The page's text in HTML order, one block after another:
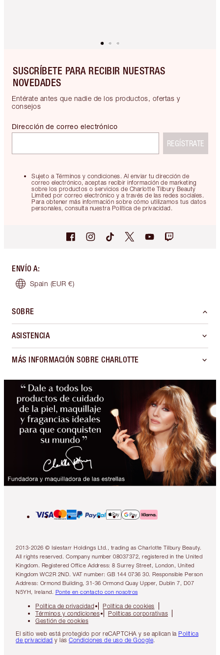
SUSCRÍBETE PARA RECIBIR NUESTRAS
NOVEDADES
Entérate antes que nadie de los productos, ofertas y
consejos
Sujeto a Términos y condiciones. Al enviar tu dirección de
correo electrónico, aceptas recibir información de marketing
sobre los productos o servicios de Charlotte Tilbury Beauty
Limited por correo electrónico y a través de las redes sociales.
Para obtener más información sobre cómo utilizamos tus datos
personales, consulta nuestra Política de privacidad.
Dirección de correo electrónico
REGÍSTRATE
ENVÍO A:
Spain (EUR €)
SOBRE
ASISTENCIA
MÁS INFORMACIÓN SOBRE CHARLOTTE
2013-2026 © Islestarr Holdings Ltd., trading as Charlotte Tilbury Beauty.
All rights reserved. Company number 08037372, registered in the United
Kingdom. Registered Office Address: 8 Surrey Street, London, United
Kingdom WC2R 2ND. VAT number: GB 144 0736 30. Responsible Person
Address: Ormond Building, 31-36 Ormond Quay Upper, Dublin 7, D07
N5YH, Ireland. Ponte en contacto con nosotros
Política de privacidad
Política de cookies
Términos y condiciones
Políticas corporativas
Gestión de cookies
El sitio web está protegido por reCAPTCHA y se aplican la Política
de privacidad y las Condiciones de uso de Google.